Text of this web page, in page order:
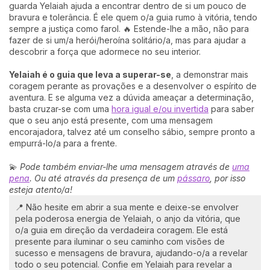
guarda Yelaiah ajuda a encontrar dentro de si um pouco de
bravura e tolerância. É ele quem o/a guia rumo à vitória, tendo
sempre a justiça como farol. 🔥 Estende-lhe a mão, não para
fazer de si um/a herói/heroína solitário/a, mas para ajudar a
descobrir a força que adormece no seu interior.
Yelaiah é o guia que leva a superar-se , a demonstrar mais
coragem perante as provações e a desenvolver o espírito de
aventura. E se alguma vez a dúvida ameaçar a determinação,
basta cruzar-se com uma hora igual e/ou invertida para saber
que o seu anjo está presente, com uma mensagem
encorajadora, talvez até um conselho sábio, sempre pronto a
empurrá-lo/a para a frente.
💫 Pode também enviar-lhe uma mensagem através de uma
pena. Ou até através da presença de um pássaro , por isso
esteja atento/a!
📍 Não hesite em abrir a sua mente e deixe-se envolver
pela poderosa energia de Yelaiah, o anjo da vitória, que
o/a guia em direção da verdadeira coragem. Ele está
presente para iluminar o seu caminho com visões de
sucesso e mensagens de bravura, ajudando-o/a a revelar
todo o seu potencial. Confie em Yelaiah para revelar a